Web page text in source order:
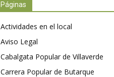
Páginas
Actividades en el local
Aviso Legal
Cabalgata Popular de Villaverde
Carrera Popular de Butarque